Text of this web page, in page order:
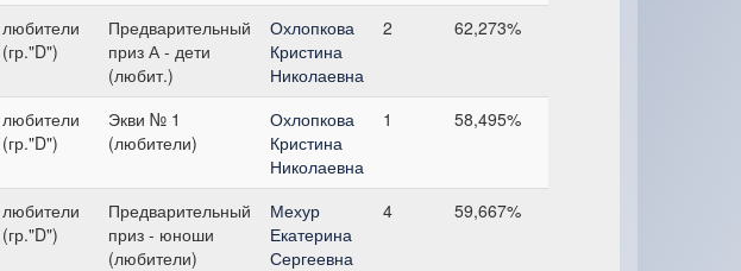
любители
(гр."D")
Предварительный
приз А - дети
(любит.)
Охлопкова
Кристина
Николаевна
2 62,273%
любители
(гр."D")
Экви № 1
(любители)
Охлопкова
Кристина
Николаевна
1 58,495%
любители
(гр."D")
Предварительный
приз - юноши
(любители)
Мехур
Екатерина
Сергеевна
4 59,667%